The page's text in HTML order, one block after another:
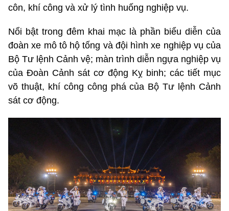
côn, khí công và xử lý tình huống nghiệp vụ.
Nổi bật trong đêm khai mạc là phần biểu diễn của
đoàn xe mô tô hộ tống và đội hình xe nghiệp vụ của
Bộ Tư lệnh Cảnh vệ; màn trình diễn ngựa nghiệp vụ
của Đoàn Cảnh sát cơ động Kỵ binh; các tiết mục
võ thuật, khí công công phá của Bộ Tư lệnh Cảnh
sát cơ động.